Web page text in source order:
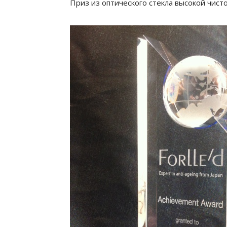
Приз из оптического стекла высокой